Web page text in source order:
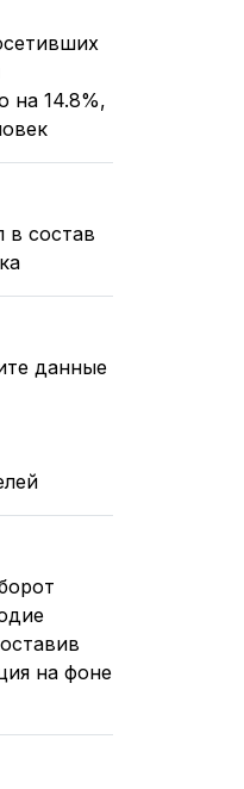
на 14.8%,
в состав
данные
на фоне